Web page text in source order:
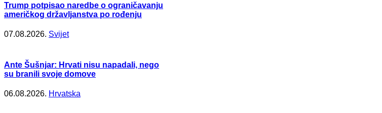
Trump potpisao naredbe o ograničavanju
američkog državljanstva po rođenju
07.08.2026. Svijet
Ante Šušnjar: Hrvati nisu napadali, nego
su branili svoje domove
06.08.2026. Hrvatska